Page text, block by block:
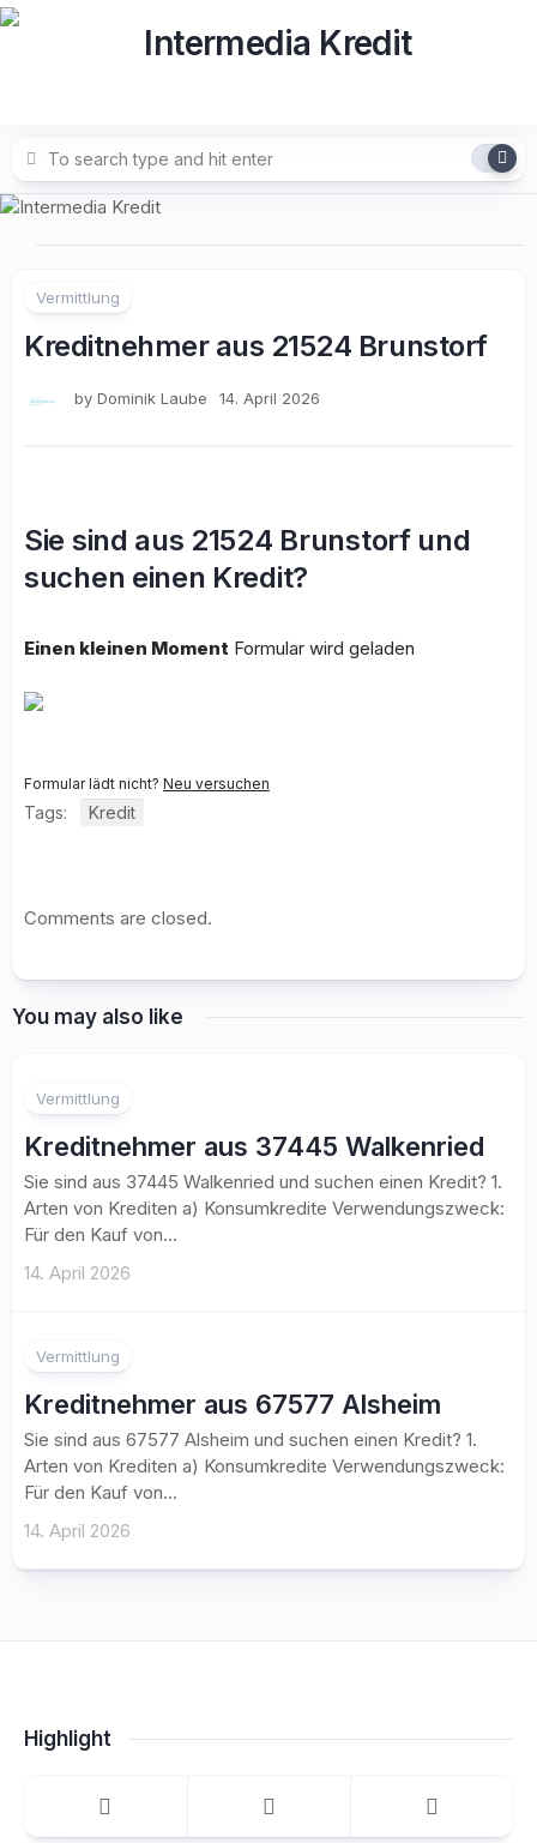
Skip
Vermittlung
Kreditnehmer aus 21524 Brunstorf
by Dominik Laube 14. April 2026
Sie sind aus 21524 Brunstorf und
suchen einen Kredit?
Einen kleinen Moment Formular wird geladen
Formular lädt nicht? Neu versuchen
Tags: Kredit
Comments are closed.
You may also like
Vermittlung
Kreditnehmer aus 37445 Walkenried
Sie sind aus 37445 Walkenried und suchen einen Kredit? 1.
Arten von Krediten a) Konsumkredite Verwendungszweck:
Für den Kauf von...
14. April 2026
Vermittlung
Kreditnehmer aus 67577 Alsheim
Sie sind aus 67577 Alsheim und suchen einen Kredit? 1.
Arten von Krediten a) Konsumkredite Verwendungszweck:
Für den Kauf von...
14. April 2026
Highlight